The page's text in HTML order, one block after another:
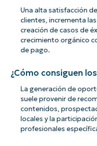
Una alta satisfacción
clientes, incrementa
creación de casos de
crecimiento orgánico
de pago.
¿Cómo consiguen
La generación de
suele provenir de
contenidos,
locales y la
profesionales